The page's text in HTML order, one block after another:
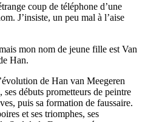
coup de téléphone d’une
J’insiste, un peu mal à l’aise
mon nom de jeune fille est Van
Han.
de Han van Meegeren
débuts prometteurs de peintre
puis sa formation de faussaire.
et ses triomphes, ses